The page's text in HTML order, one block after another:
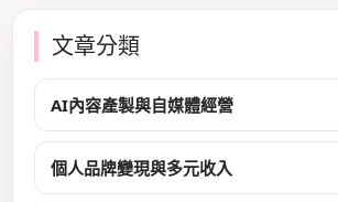
文章分類
AI內容產製與自媒體經營
個人品牌變現與多元收入